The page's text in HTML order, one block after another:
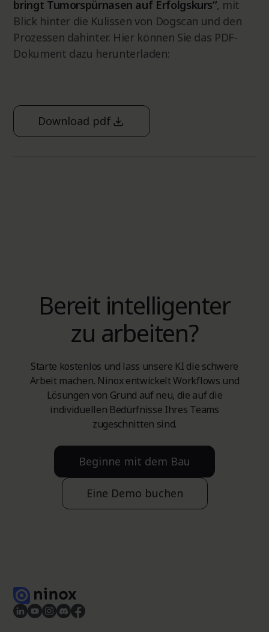
bringt Tumorspürnasen auf Erfolgskurs“, mit
Blick hinter die Kulissen von Dogscan und den
Prozessen dahinter. Hier können Sie das PDF-
Dokument dazu herunterladen:
Download pdf
Bereit intelligenter
zu arbeiten?
Starte kostenlos und lass unsere KI die schwere
Arbeit machen. Ninox entwickelt Workflows und
Lösungen von Grund auf neu, die auf die
individuellen Bedürfnisse Ihres Teams
zugeschnitten sind.
Beginne mit dem Bau
Eine Demo buchen